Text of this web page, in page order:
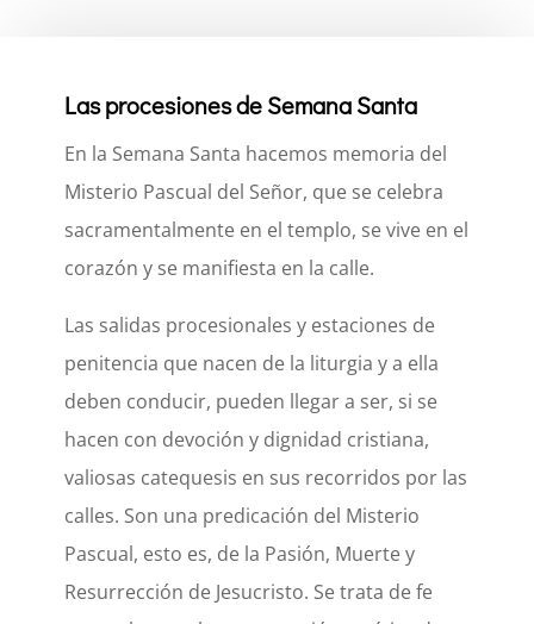
Las procesiones de Semana Santa
En la Semana Santa hacemos memoria del
Misterio Pascual del Señor, que se celebra
sacramentalmente en el templo, se vive en el
corazón y se manifiesta en la calle.
Las salidas procesionales y estaciones de
penitencia que nacen de la liturgia y a ella
deben conducir, pueden llegar a ser, si se
hacen con devoción y dignidad cristiana,
valiosas catequesis en sus recorridos por las
calles. Son una predicación del Misterio
Pascual, esto es, de la Pasión, Muerte y
Resurrección de Jesucristo. Se trata de fe